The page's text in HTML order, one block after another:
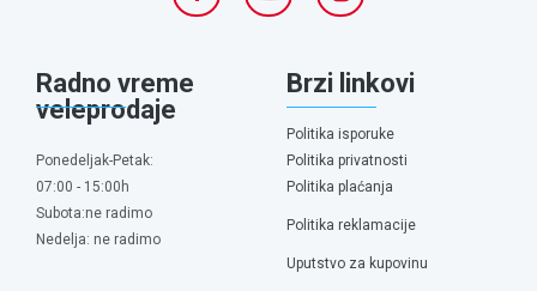
Radno vreme
veleprodaje
Ponedeljak-Petak:
07:00 - 15:00h
Subota:ne radimo
Nedelja: ne radimo
Brzi linkovi
Politika isporuke
Politika privatnosti
Politika plaćanja
Politika reklamacije
Uputstvo za kupovinu